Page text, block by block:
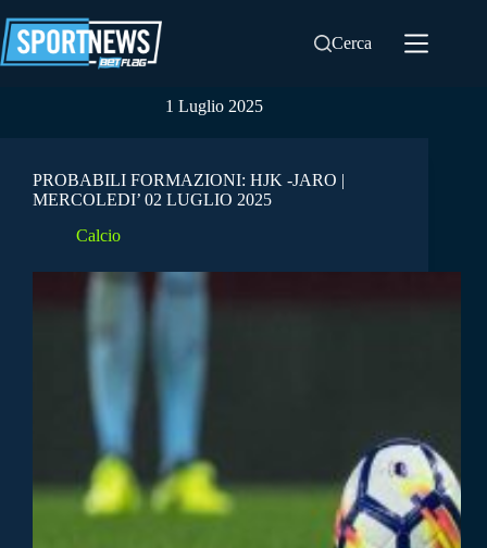
al
contenuto
Cerca
1 Luglio 2025
PROBABILI FORMAZIONI: HJK -JARO |
MERCOLEDI’ 02 LUGLIO 2025
Calcio